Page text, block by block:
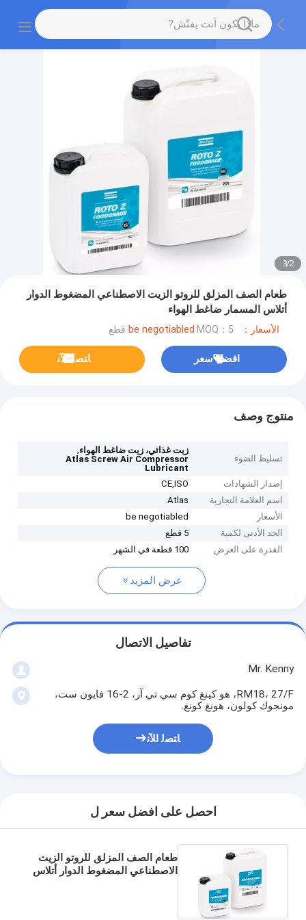
2
/
3
طعام الصف المزلق للروتو الزيت الاصطناعي المضغوط الدوار
أتلاس المسمار ضاغط الهواء
الأسعار：be negotiabled MOQ：5 قطع
افضل سعر ﺎﺘﺼﻟ ﺍﻶﻧ
منتوج وصف
تسليط الضوء
زيت غذائي، زيت ضاغط الهواء,
Atlas Screw Air Compressor
Lubricant
إصدار الشهادات
CE,ISO
اسم العلامة التجارية
Atlas
الأسعار
be negotiabled
الحد الأدنى لكمية
5 قطع
القدرة على العرض
100 قطعة في الشهر
عرض المزيد
تفاصيل الاتصال
Mr. Kenny
RM18، 27/F، هو كينغ كوم سي تي آر، 2-16 فايون ست،
مونجوك كولون، هونغ كونغ.
ﺎﺘﺼﻟ ﺍﻶﻧ
احصل على افضل سعر ل
طعام الصف المزلق للروتو الزيت
الاصطناعي المضغوط الدوار أتلاس